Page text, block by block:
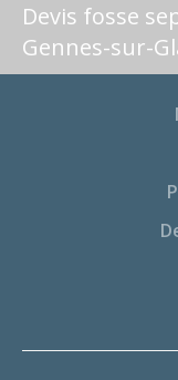
Devis fosse
Gennes-sur-